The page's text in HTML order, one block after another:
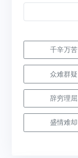
千辛万苦
众难群疑
辞穷理屈
盛情难却